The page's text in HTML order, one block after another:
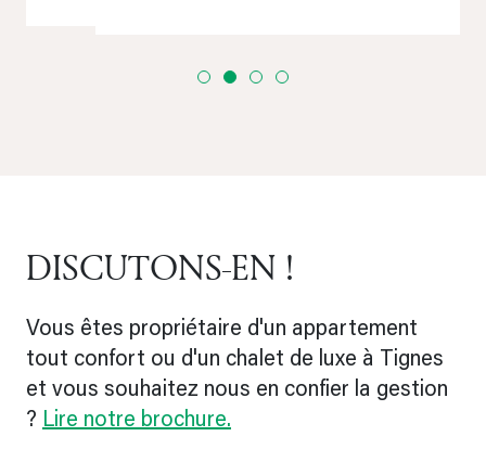
DISCUTONS-EN !
Vous êtes propriétaire d'un appartement
tout confort ou d'un chalet de luxe à Tignes
et vous souhaitez nous en confier la gestion
? Lire notre brochure.